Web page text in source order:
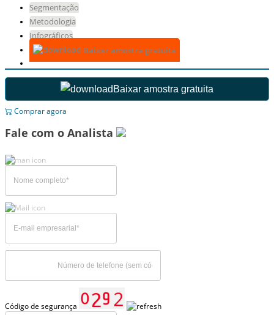
Segmentação
Metodologia
Infográficos
Baixar amostra gratuita
Baixar amostra gratuita
Comprar agora
Fale com o Analista
Código de segurança